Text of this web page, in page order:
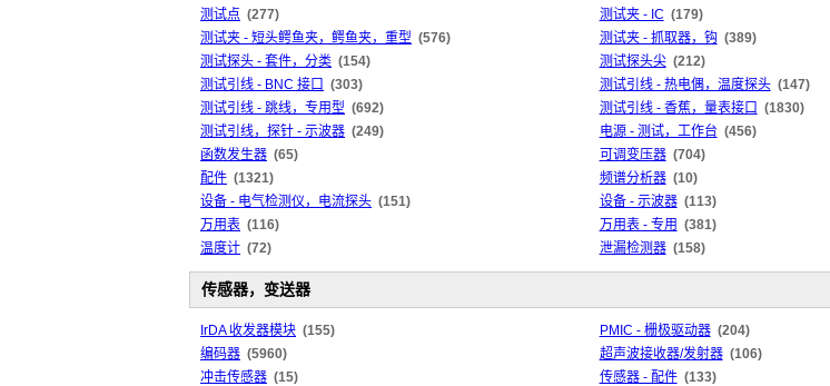
测试点 (277) 测试夹 - IC (179)
测试夹 - 短头鳄鱼夹，鳄鱼夹，重型 (576) 测试夹 - 抓取器，钩 (389)
测试探头 - 套件，分类 (154) 测试探头尖 (212)
测试引线 - BNC 接口 (303) 测试引线 - 热电偶，温度探头 (147)
测试引线 - 跳线，专用型 (692) 测试引线 - 香蕉，量表接口 (1830)
测试引线，探针 - 示波器 (249) 电源 - 测试，工作台 (456)
函数发生器 (65) 可调变压器 (704)
配件 (1321) 频谱分析器 (10)
设备 - 电气检测仪，电流探头 (151) 设备 - 示波器 (113)
万用表 (116) 万用表 - 专用 (381)
温度计 (72) 泄漏检测器 (158)
传感器，变送器
IrDA 收发器模块 (155) PMIC - 栅极驱动器 (204)
编码器 (5960) 超声波接收器/发射器 (106)
冲击传感器 (15) 传感器 - 配件 (133)